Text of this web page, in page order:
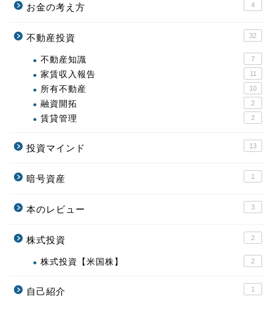
お金の考え方 4
不動産投資 32
不動産知識 7
家賃収入報告 11
所有不動産 10
融資開拓 2
賃貸管理 2
投資マインド 13
暗号資産 1
本のレビュー 3
株式投資 2
株式投資【米国株】 2
自己紹介 1